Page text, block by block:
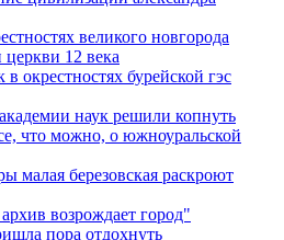
великого новгорода
12 века
окрестностях бурейской гэс
наук решили копнуть
что можно, о южноуральской
малая березовская раскроют
возрождает город"
пора отдохнуть